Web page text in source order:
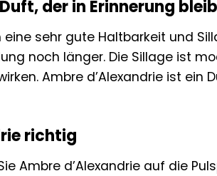
der in Erinnerung
sehr gute Haltbarkeit und
noch länger. Die Sillage ist
Ambre d’Alexandrie ist ein
richtig
Ambre d’Alexandrie auf die